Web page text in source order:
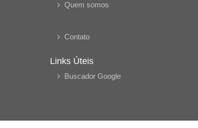
Quem somos
Contato
Links Úteis
Buscador Google